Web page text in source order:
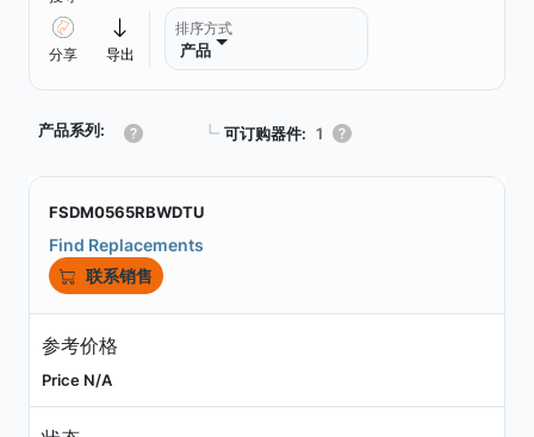
分享 导出
排序方式
产品
产品系列: ┗ 可订购器件: 1
FSDM0565RBWDTU
Find Replacements
联系销售
参考价格
Price N/A